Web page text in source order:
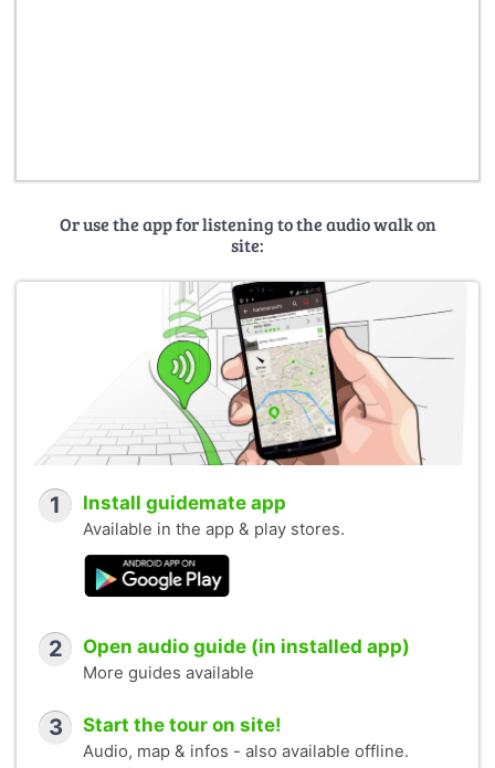
Or use the app for listening to the audio walk on
site:
1 Install guidemate app
Available in the app & play stores.
2 Open audio guide (in installed app)
More guides available
3 Start the tour on site!
Audio, map & infos - also available offline.